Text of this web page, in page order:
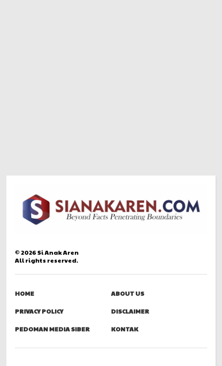
© 2026Si Anak Aren
All rights reserved.
HOME ABOUT US
PRIVACY POLICY DISCLAIMER
PEDOMAN MEDIA SIBER KONTAK